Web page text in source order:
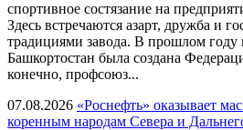
спортивное состязание на
Здесь встречаются азарт, дружба и
традициями завода. В прошлом году
Башкортостан была создана
конечно, профсоюз...
07.08.2026 «Роснефть» оказывает
коренным народам Севера и